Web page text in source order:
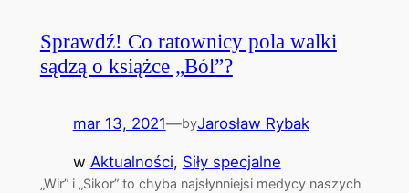
Sprawdź! Co ratownicy pola walki
sądzą o książce „Ból”?
mar 13, 2021—byJarosław Rybak
w Aktualności, Siły specjalne
„Wir” i „Sikor” to chyba najsłynniejsi medycy naszych